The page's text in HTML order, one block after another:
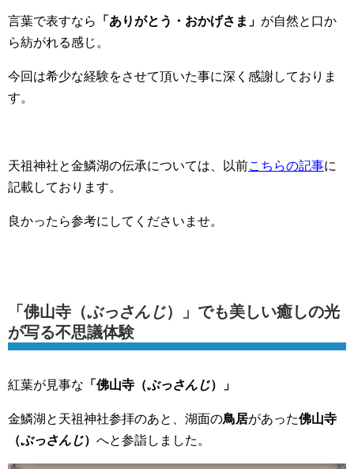
言葉で表すなら 「ありがとう・おかげさま」 が自然と口か
ら紡がれる感じ。
今回は希少な経験をさせて頂いた事に深く感謝しておりま
す。
天祖神社と金鱗湖の伝承については、以前こちらの記事に
記載しております。
良かったら参考にしてくださいませ。
「佛山寺（ぶっさんじ）」でも美しい癒しの光
が写る不思議体験
紅葉が見事な 「佛山寺（ぶっさんじ）」
金鱗湖と天祖神社参拝のあと、湖面の鳥居があった佛山寺
（ぶっさんじ） へと参詣しました。